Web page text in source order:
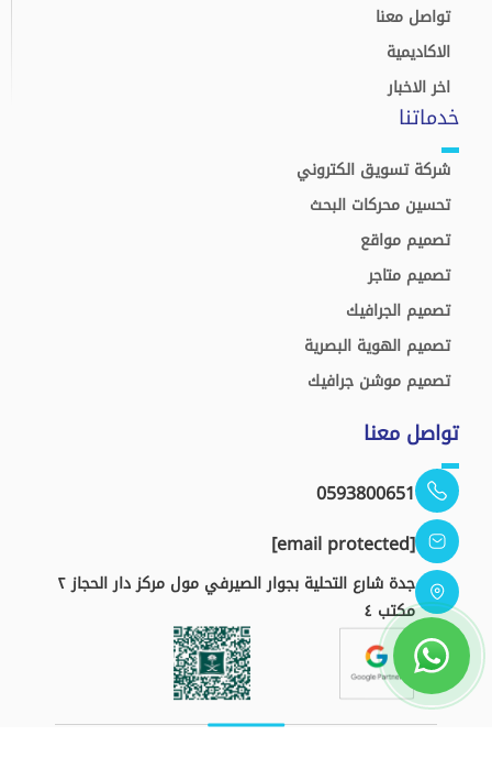
تواصل معنا
الاكاديمية
اخر الاخبار
خدماتنا
شركة تسويق الكتروني
تحسين محركات البحث
تصميم مواقع
تصميم متاجر
تصميم الجرافيك
تصميم الهوية البصرية
تصميم موشن جرافيك
تواصل معنا
0593800651
[email protected]
جدة شارع التحلية بجوار الصيرفي مول مركز دار الحجاز ٢
مكتب ٤